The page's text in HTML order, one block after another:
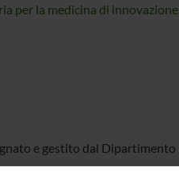
per la medicina di innovazione
e gestito dal Dipartimento